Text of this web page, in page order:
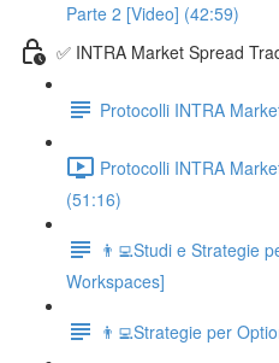
Parte 2 [Video] (42:59)
✅ INTRA Market Spread
Protocolli INTRA
Protocolli INTRA
(51:16)
👨‍💻Studi e Strategie
Workspaces]
👨‍💻Strategie per